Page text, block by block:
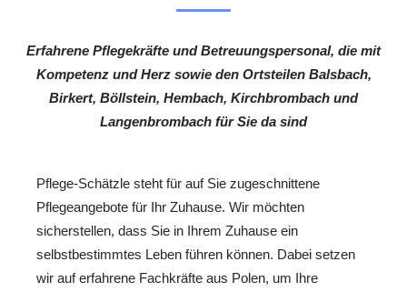
Erfahrene Pflegekräfte und Betreuungspersonal, die mit
Kompetenz und Herz sowie den Ortsteilen Balsbach,
Birkert, Böllstein, Hembach, Kirchbrombach und
Langenbrombach für Sie da sind
Pflege-Schätzle steht für auf Sie zugeschnittene
Pflegeangebote für Ihr Zuhause. Wir möchten
sicherstellen, dass Sie in Ihrem Zuhause ein
selbstbestimmtes Leben führen können. Dabei setzen
wir auf erfahrene Fachkräfte aus Polen, um Ihre